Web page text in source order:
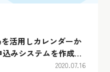
活用しカレンダーか
みシステムを作成す
2020.07.16